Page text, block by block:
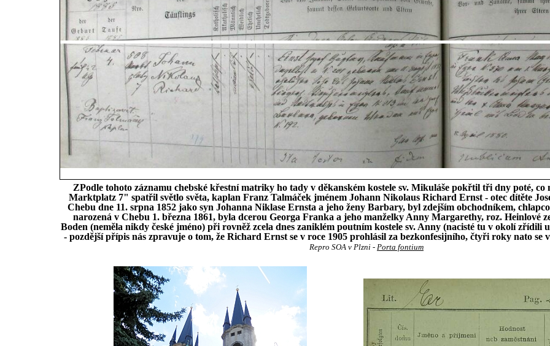
ZPodle tohoto záznamu chebské křestní matriky ho tady v děkanském kostele sv. Mikuláše pokřtil tři dny poté, co
Marktplatz 7" spatřil světlo světa, kaplan Franz Talmáček jménem Johann Nikolaus Richard Ernst - otec dítěte
Chebu dne 11. srpna 1852 jako syn Johanna Niklase Ernsta a jeho ženy Barbary, byl zdejším obchodníkem,
narozená v Chebu 1. března 1861, byla dcerou Georga Franka a jeho manželky Anny Margarethy, roz. Heinlové
Boden (neměla nikdy české jméno) při rovněž zcela dnes zaniklém poutním kostele sv. Anny (nacisté tu v okolí zřídili
- pozdější přípis nás zpravuje o tom, že Richard Ernst se v roce 1905 prohlásil za bezkonfesijního, čtyři roky nato se
Repro SOA v Plzni - Porta fontium